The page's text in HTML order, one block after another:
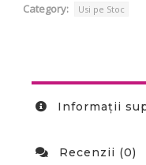
Category: Usi pe Stoc
Informații
Recenzii (0)